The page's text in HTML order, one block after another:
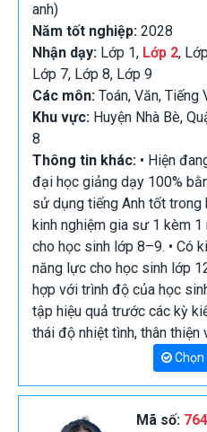
anh)
Năm tốt nghiệp: 2028
Nhận dạy: Lớp 1, Lớp 2,
Lớp 7, Lớp 8, Lớp 9
Các môn: Toán, Văn, Tiếng
Khu vực: Huyện Nhà Bè,
8
Thông tin khác: • Hiện
đại học giảng dạy 100%
sử dụng tiếng Anh tốt trong
kinh nghiệm gia sư 1 kèm 1
cho học sinh lớp 8–9. • Có
năng lực cho học sinh lớp
hợp với trình độ của học
tập hiệu quả trước các kỳ
thái độ nhiệt tình, thân thiện
Chọn
Mã số: 764